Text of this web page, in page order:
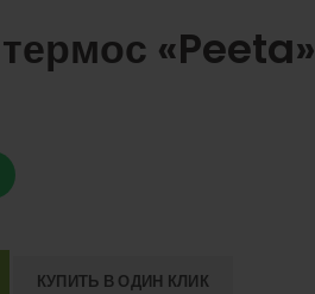
«Peeta»
КУПИТЬ В ОДИН КЛИК